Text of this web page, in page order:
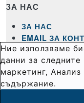
Ние използваме
данни за
маркетинг,
съдържание.
ЗА НАС
ЗА НАС
EMAIL ЗА
ТЕЛ.